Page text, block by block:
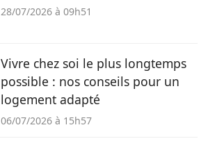
28/07/2026 à 09h51
Vivre chez soi le plus longtemps
possible : nos conseils pour un
logement adapté
06/07/2026 à 15h57